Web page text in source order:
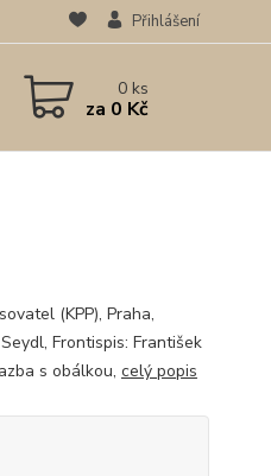
Přihlášení
0ks
za 0 Kč
(KPP), Praha,
Frontispis: František
s obálkou, celý popis